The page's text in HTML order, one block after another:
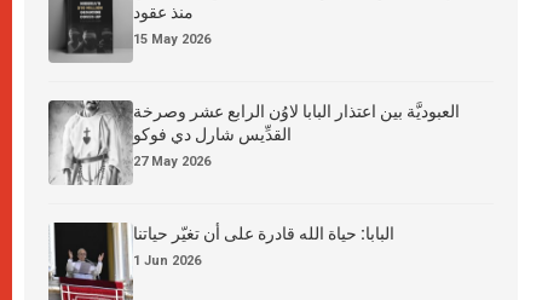
منذ عقود
15 May 2026
العبوديَّة بين اعتذار البابا لاوُن الرابع عشر وصرخة
القدِّيس شارل دي فوكو
27 May 2026
البابا: حياة الله قادرة على أن تغيّر حياتنا
1 Jun 2026